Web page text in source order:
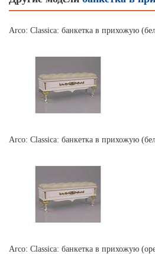
Arco: Classica: банкетка в прихожую
Arco: Classica: банкетка в прихожую
Arco: Classica: банкетка в прихожую